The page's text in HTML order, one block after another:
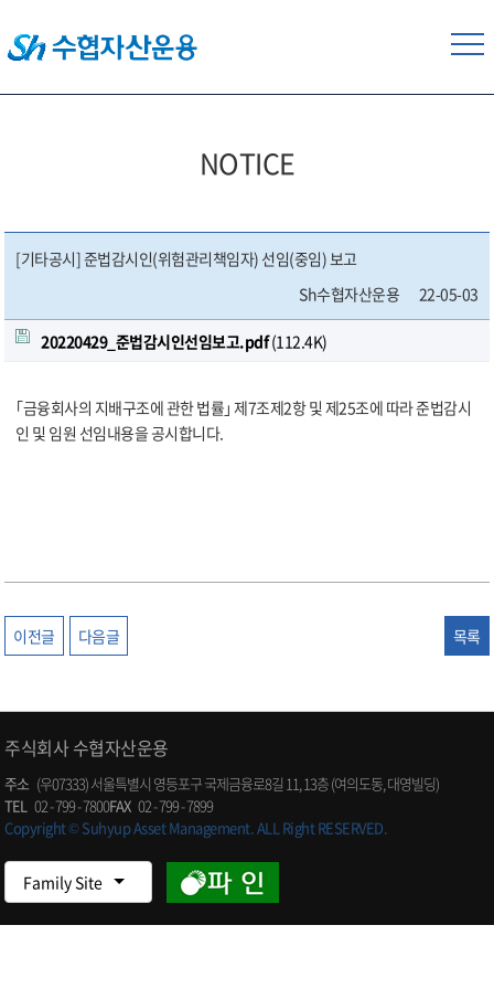
NOTICE
[기타공시] 준법감시인(위험관리책임자) 선임(중임) 보고
Sh수협자산운용
22-05-03
20220429_준법감시인선임보고.pdf(112.4K)
｢금융회사의 지배구조에 관한 법률｣ 제7조제2항 및 제25조에 따라 준법감시
인 및 임원 선임내용을 공시합니다.
이전글 다음글 목록
주식회사 수협자산운용
주소 (우07333) 서울특별시 영등포구 국제금융로8길 11, 13층 (여의도동, 대영빌딩)
TEL 02 - 799 - 7800FAX 02 - 799 - 7899
Copyright © Suhyup Asset Management. ALL Right RESERVED.
Family Site